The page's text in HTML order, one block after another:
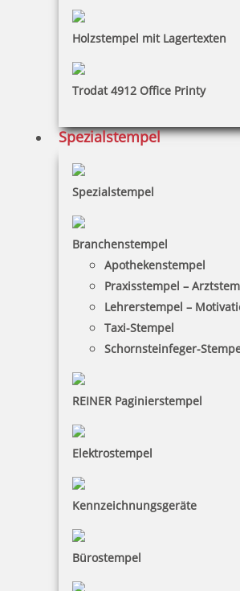
Holzstempel mit Lagertexten
Trodat 4912 Office Printy
Spezialstempel
Spezialstempel
Branchenstempel
Apothekenstempel
Praxisstempel –
Lehrerstempel –
Taxi-Stempel
Schornsteinfeger-
REINER Paginierstempel
Elektrostempel
Kennzeichnungsgeräte
Bürostempel